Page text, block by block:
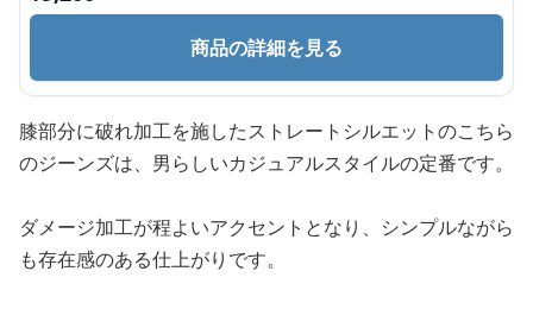
商品の詳細を見る
膝部分に破れ加工を施したストレートシルエットのこちら
のジーンズは、男らしいカジュアルスタイルの定番です。
ダメージ加工が程よいアクセントとなり、シンプルながら
も存在感のある仕上がりです。